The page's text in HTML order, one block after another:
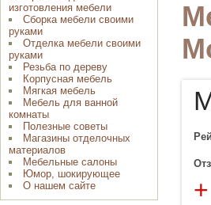
+
изготовления мебели
Сборка мебели своими
руками
Отделка мебели своими
руками
Резьба по дереву
Корпусная мебель
Мягкая мебель
Мебель для ванной
комнаты
Полезные советы
Магазины отделочных
материалов
Мебельные салоны
Юмор, шокирующее
О нашем сайте